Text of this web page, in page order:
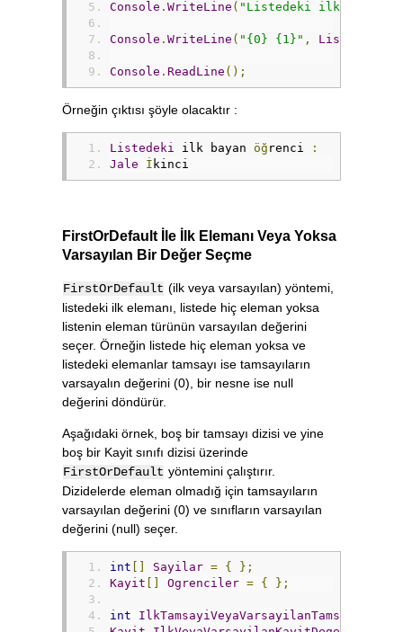
Console . WriteLine ( "Listedeki ilk bayan
Console . WriteLine ( "{0} {1}" ,
Console . ReadLine ();
Örneğin çıktısı şöyle olacaktır :
Listedeki ilk bayan öğ renci
:
Jale
İ kinci
FirstOrDefault İle İlk Elemanı Veya Yoksa
Varsayılan Bir Değer Seçme
FirstOrDefault (ilk veya varsayılan) yöntemi,
listedeki ilk elemanı, listede hiç eleman yoksa
listenin eleman türünün varsayılan değerini
seçer. Örneğin listede hiç eleman yoksa ve
listedeki elemanlar tamsayı ise tamsayıların
varsayalın değerini (0), bir nesne ise null
değerini döndürür.
Aşağıdaki örnek, boş bir tamsayı dizisi ve yine
boş bir Kayit sınıfı dizisi üzerinde
FirstOrDefault yöntemini çalıştırır.
Dizidelerde eleman olmadığ için tamsayıların
varsayılan değerini (0) ve sınıfların varsayılan
değerini (null) seçer.
int Sayilar = {
};
Kayit
Ogrenciler = { };
int IlkTamsayiVeyaVarsayilanTamsayi